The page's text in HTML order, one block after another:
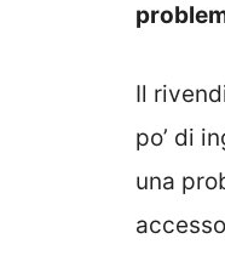
Il
po’ di
una